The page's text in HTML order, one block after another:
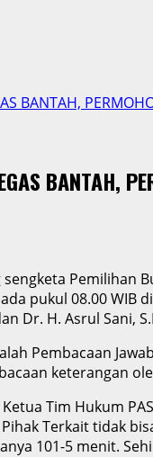
BANTAH,
BANTAH,
sengketa Pemilihan
pukul 08.00 WIB
Dr. H. Asrul Sani,
Pembacaan
keterangan
Ketua Tim Hukum
Terkait tidak
101-5 menit.